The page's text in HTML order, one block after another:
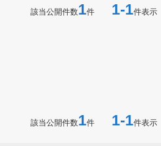
該当公開件数1件 1-1件表示
該当公開件数1件 1-1件表示